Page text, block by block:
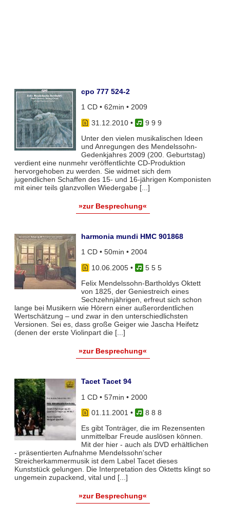
cpo 777 524-2
1 CD • 62min • 2009
31.12.2010•
9 9 9
Unter den vielen musikalischen Ideen
und Anregungen des Mendelssohn-
Gedenkjahres 2009 (200. Geburtstag)
verdient eine nunmehr veröffentlichte CD-Produktion
hervorgehoben zu werden. Sie widmet sich dem
jugendlichen Schaffen des 15- und 16-jährigen Komponisten
mit einer teils glanzvollen Wiedergabe [...]
»zur Besprechung«
harmonia mundi HMC 901868
1 CD • 50min • 2004
10.06.2005•
5 5 5
Felix Mendelssohn-Bartholdys Oktett
von 1825, der Geniestreich eines
Sechzehnjährigen, erfreut sich schon
lange bei Musikern wie Hörern einer außerordentlichen
Wertschätzung – und zwar in den unterschiedlichsten
Versionen. Sei es, dass große Geiger wie Jascha Heifetz
(denen der erste Violinpart die [...]
»zur Besprechung«
Tacet Tacet 94
1 CD • 57min • 2000
01.11.2001 •
8 8 8
Es gibt Tonträger, die im Rezensenten
unmittelbar Freude auslösen können.
Mit der hier - auch als DVD erhältlichen
- präsentierten Aufnahme Mendelssohn'scher
Streicherkammermusik ist dem Label Tacet dieses
Kunststück gelungen. Die Interpretation des Oktetts klingt so
ungemein zupackend, vital und [...]
»zur Besprechung«